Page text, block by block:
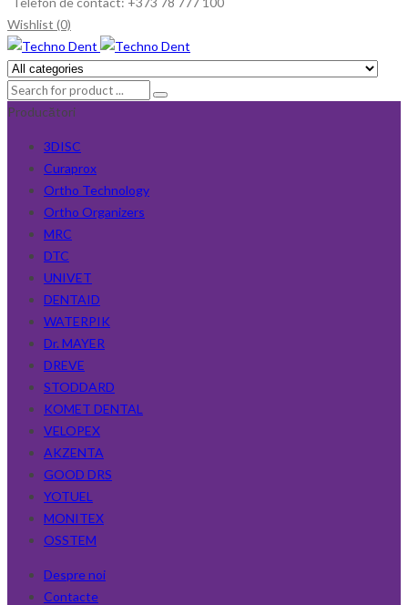
Wishlist (0)
Producători
3DISC
Curaprox
Ortho Technology
Ortho Organizers
MRC
DTC
UNIVET
DENTAID
WATERPIK
Dr. MAYER
DREVE
STODDARD
KOMET DENTAL
VELOPEX
AKZENTA
GOOD DRS
YOTUEL
MONITEX
OSSTEM
Despre noi
Contacte